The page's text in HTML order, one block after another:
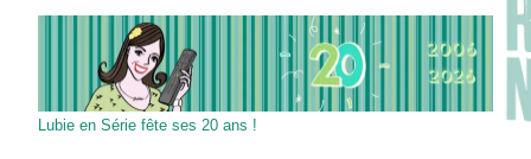
Lubie en Série fête ses 20 ans !